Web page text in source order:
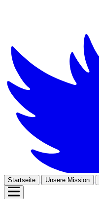
Startseite Unsere Mission